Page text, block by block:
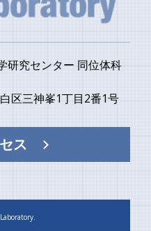
研究センター 同位体科
区三神峯1丁目2番1号
ス